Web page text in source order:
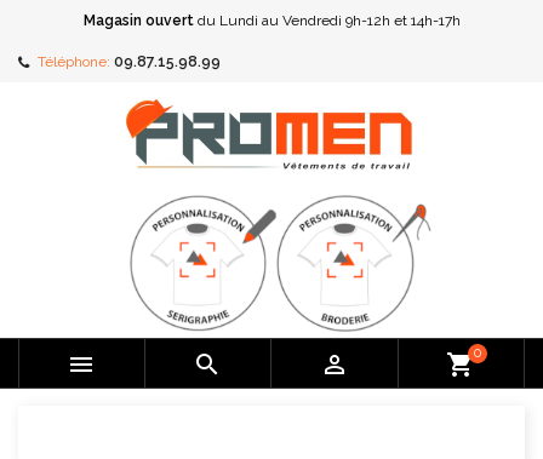
Magasin ouvert du Lundi au Vendredi 9h-12h et 14h-17h
Téléphone: 09.87.15.98.99
   shopping_cart0